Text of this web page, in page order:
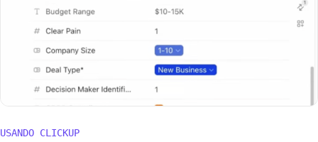
USANDO CLICKUP